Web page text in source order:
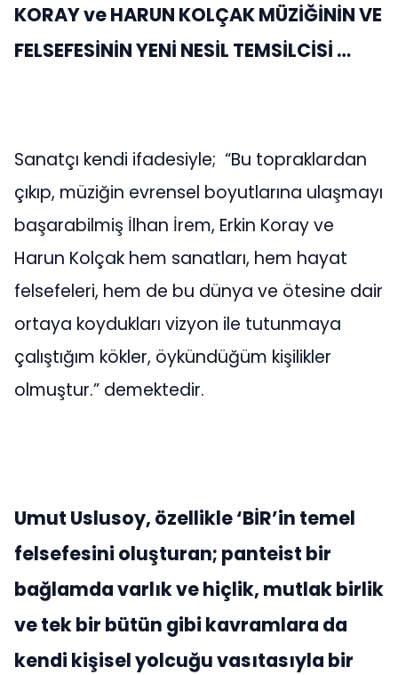
KORAY ve HARUN KOLÇAK MÜZİĞİNİN VE
FELSEFESİNİN YENİ NESİL TEMSİLCİSİ …
Sanatçı kendi ifadesiyle; “Bu topraklardan
çıkıp, müziğin evrensel boyutlarına ulaşmayı
başarabilmiş İlhan İrem, Erkin Koray ve
Harun Kolçak hem sanatları, hem hayat
felsefeleri, hem de bu dünya ve ötesine dair
ortaya koydukları vizyon ile tutunmaya
çalıştığım kökler, öykündüğüm kişilikler
olmuştur.” demektedir.
Umut Uslusoy, özellikle ‘BİR’in temel
felsefesini oluşturan; panteist bir
bağlamda varlık ve hiçlik, mutlak birlik
ve tek bir bütün gibi kavramlara da
kendi kişisel yolcuğu vasıtasıyla bir